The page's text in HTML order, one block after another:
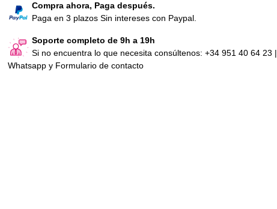
Compra ahora, Paga después.
Paga en 3 plazos Sin intereses con Paypal.
Soporte completo de 9h a 19h
Si no encuentra lo que necesita consúltenos: +34 951 40 64 23 |
Whatsapp y Formulario de contacto
29,04 € IVA Incl.